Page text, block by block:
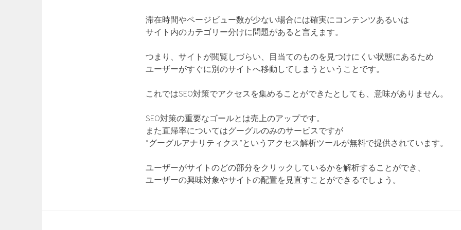
滞在時間やページビュー数が少ない場合には確実にコンテンツあるいは
サイト内のカテゴリー分けに問題があると言えます。
つまり、サイトが閲覧しづらい、目当てのものを見つけにくい状態にあるため
ユーザーがすぐに別のサイトへ移動してしまうということです。
これではSEO対策でアクセスを集めることができたとしても、意味がありません。
SEO対策の重要なゴールとは売上のアップです。
また直帰率についてはグーグルのみのサービスですが
“グーグルアナリティクス”というアクセス解析ツールが無料で提供されています。
ユーザーがサイトのどの部分をクリックしているかを解析することができ、
ユーザーの興味対象やサイトの配置を見直すことができるでしょう。